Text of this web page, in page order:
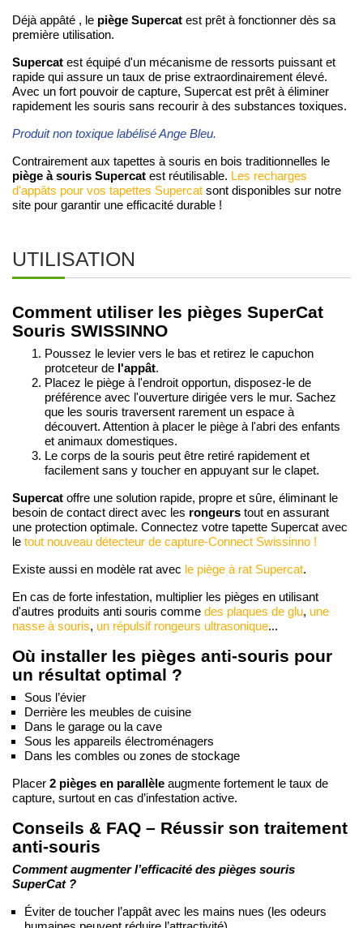
Déjà appâté , le piège Supercat est prêt à fonctionner dès sa
première utilisation.
Supercat est équipé d'un mécanisme de ressorts puissant et
rapide qui assure un taux de prise extraordinairement élevé.
Avec un fort pouvoir de capture, Supercat est prêt à éliminer
rapidement les souris sans recourir à des substances toxiques.
Produit non toxique labélisé Ange Bleu.
Contrairement aux tapettes à souris en bois traditionnelles le
piège à souris Supercat est réutilisable. Les recharges
d'appâts pour vos tapettes Supercat sont disponibles sur notre
site pour garantir une efficacité durable !
UTILISATION
Comment utiliser les pièges SuperCat
Souris SWISSINNO
Poussez le levier vers le bas et retirez le capuchon
protceteur de l'appât.
Placez le piège à l'endroit opportun, disposez-le de
préférence avec l'ouverture dirigée vers le mur. Sachez
que les souris traversent rarement un espace à
découvert. Attention à placer le piège à l'abri des enfants
et animaux domestiques.
Le corps de la souris peut être retiré rapidement et
facilement sans y toucher en appuyant sur le clapet.
Supercat offre une solution rapide, propre et sûre, éliminant le
besoin de contact direct avec les rongeurs tout en assurant
une protection optimale. Connectez votre tapette Supercat avec
le tout nouveau détecteur de capture-Connect Swissinno !
Existe aussi en modèle rat avec le piège à rat Supercat.
En cas de forte infestation, multiplier les pièges en utilisant
d'autres produits anti souris comme des plaques de glu, une
nasse à souris, un répulsif rongeurs ultrasonique...
Où installer les pièges anti-souris pour
un résultat optimal ?
Sous l’évier
Derrière les meubles de cuisine
Dans le garage ou la cave
Sous les appareils électroménagers
Dans les combles ou zones de stockage
Placer 2 pièges en parallèle augmente fortement le taux de
capture, surtout en cas d’infestation active.
Conseils & FAQ – Réussir son traitement
anti-souris
Comment augmenter l’efficacité des pièges souris
SuperCat ?
Éviter de toucher l’appât avec les mains nues (les odeurs